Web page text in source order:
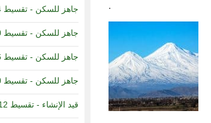
جاهز للسكن - تقسيط 24 شهر
جاهز للسكن - تقسيط 30 شهر
جاهز للسكن - تقسيط 36 شهر
جاهز للسكن - تقسيط 60 شهر
قيد الإنشاء - تقسيط 12 شهر
.